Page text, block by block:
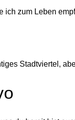
ich zum Leben
Stadtviertel,